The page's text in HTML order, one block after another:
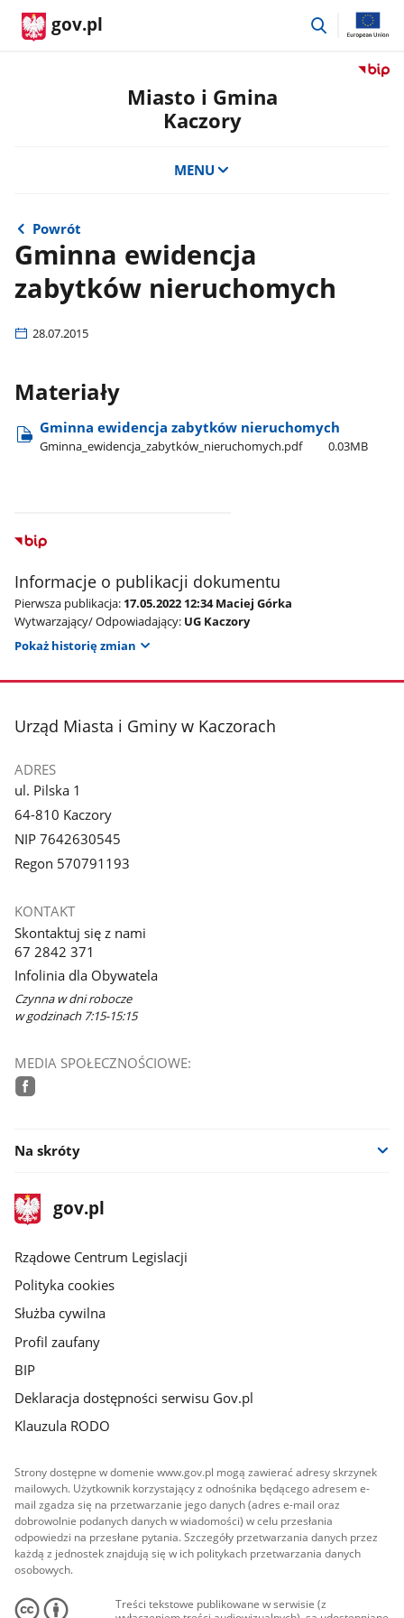
gov.pl
przejdź
Przejdź
Miasto i Gmina
Kaczory
MENU
Powrót
Gminna ewidencja
zabytków nieruchomych
28.07.2015
Materiały
Gminna ewidencja zabytków nieruchomych
Gminna​_ewidencja​_zabytków​_nieruchomych.pdf 0.03MB
Informacje o publikacji dokumentu
Pierwsza publikacja: 17.05.2022 12:34 Maciej Górka
Wytwarzający/ Odpowiadający: UG Kaczory
Pokaż historię zmian
stopka
Urząd Miasta i Gminy w Kaczorach
ADRES
ul. Pilska 1
64-810 Kaczory
NIP 7642630545
Regon 570791193
KONTAKT
Skontaktuj się z nami
67 2842 371
Infolinia dla Obywatela
Czynna w dni robocze
w godzinach 7:15-15:15
MEDIA SPOŁECZNOŚCIOWE:
Na skróty
stopka
gov.plStrona
gov.pl
Rządowe Centrum Legislacji
Polityka cookies
Służba cywilna
Profil zaufany
BIP
Deklaracja dostępności serwisu Gov.pl
Klauzula RODO
Strony dostępne w domenie www.gov.pl mogą zawierać adresy skrzynek
mailowych. Użytkownik korzystający z odnośnika będącego adresem e-
mail zgadza się na przetwarzanie jego danych (adres e-mail oraz
dobrowolnie podanych danych w wiadomości) w celu przesłania
odpowiedzi na przesłane pytania. Szczegóły przetwarzania danych przez
każdą z jednostek znajdują się w ich politykach przetwarzania danych
osobowych.
Treści tekstowe publikowane w serwisie (z